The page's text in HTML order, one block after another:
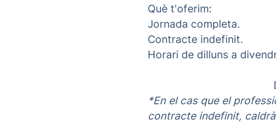
Què t'oferim:
Jornada completa.
Contracte indefinit.
Horari de dilluns a
*En el cas que el
contracte indefinit,